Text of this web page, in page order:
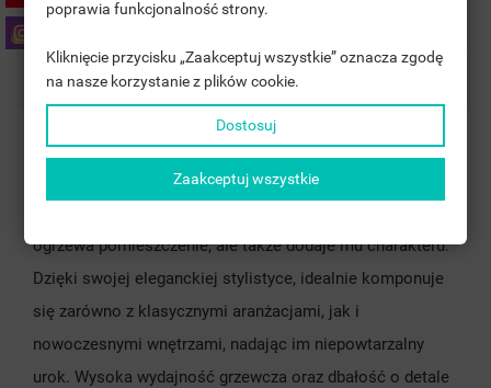
Product Details
Comments
Wykonany z wysokiej jakości materiałów, prezentuje się
niezwykle stylowo i nowocześnie, zachwycając swoim
ogrzewa pomieszczenie, ale także dodaje mu charakteru.
Dzięki swojej eleganckiej stylistyce, idealnie komponuje
się zarówno z klasycznymi aranżacjami, jak i
nowoczesnymi wnętrzami, nadając im niepowtarzalny
urok. Wysoka wydajność grzewcza oraz dbałość o detale
((CANCELTEXT))
((CANCELTEXT)) ((LOGINTEXT))
poprawia funkcjonalność strony.
Kliknięcie przycisku „Zaakceptuj wszystkie” oznacza zgodę
na nasze korzystanie z plików cookie.
Dostosuj
Zaakceptuj wszystkie